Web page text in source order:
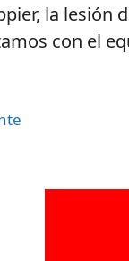
la lesión
con el